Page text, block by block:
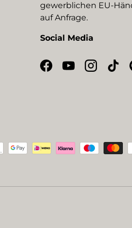
gewerblichen EU-
auf Anfrage.
Social Media
Facebook
YouTubeInstagram